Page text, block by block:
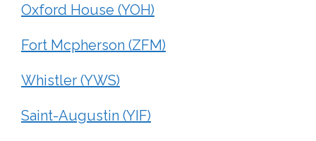
Oxford House (YOH)
Fort Mcpherson (ZFM)
Whistler (YWS)
Saint-Augustin (YIF)